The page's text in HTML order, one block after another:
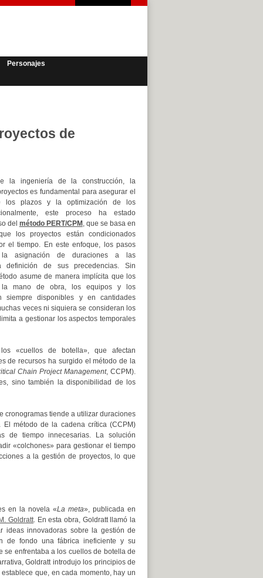
Personajes
de
la ingeniería de la construcción, la
es fundamental para asegurar el
los plazos y la optimización de los
este proceso ha estado
del método PERT/CPM , que se basa en
los proyectos están condicionados
el tiempo. En este enfoque, los pasos
la asignación de duraciones a las
definición de sus precedencias. Sin
asume de manera implícita que los
la mano de obra, los equipos y los
siempre disponibles y en cantidades
veces ni siquiera se consideran los
a gestionar los aspectos temporales
«cuellos de botella», que afectan
de recursos ha surgido el método de la
Chain Project Management, CCPM).
sino también la disponibilidad de los
cronogramas tiende a utilizar duraciones
método de la cadena crítica (CCPM)
de tiempo innecesarias. La solución
«colchones» para gestionar el tiempo
a la gestión de proyectos, lo que
en la novela «La meta», publicada en
Goldratt. En esta obra, Goldratt llamó la
ideas innovadoras sobre la gestión de
de fondo una fábrica ineficiente y su
se enfrentaba a los cuellos de botella de
Goldratt introdujo los principios de
que, en cada momento, hay un